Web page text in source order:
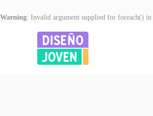
Warning: Invalid argument supplied for foreach() in